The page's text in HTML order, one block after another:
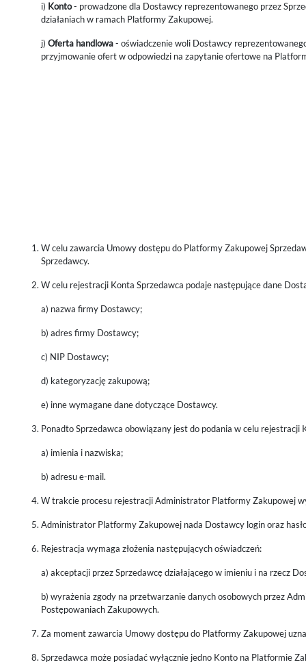
i) Konto- prowadzone dla Dostawcy reprezentowanego przez
działaniach w ramach Platformy Zakupowej.
j) Oferta handlowa- oświadczenie woli Dostawcy
przyjmowanie ofert w odpowiedzi na zapytanie ofertowe na
W celu zawarcia Umowy dostępu do Platformy Zakupowej
Sprzedawcy.
W celu rejestracji Konta Sprzedawca podaje następujące dane
a) nazwa firmy Dostawcy;
b) adres firmy Dostawcy;
c) NIP Dostawcy;
d) kategoryzację zakupową;
e) inne wymagane dane dotyczące Dostawcy.
Ponadto Sprzedawca obowiązany jest do podania w celu rejestracji
a) imienia i nazwiska;
b) adresu e-mail.
W trakcie procesu rejestracji Administrator Platformy Zakupowej
Administrator Platformy Zakupowej nada Dostawcy login oraz
Rejestracja wymaga złożenia następujących oświadczeń:
a) akceptacji przez Sprzedawcę działającego w imieniu i na rzecz
b) wyrażenia zgody na przetwarzanie danych osobowych przez
Postępowaniach Zakupowych.
Za moment zawarcia Umowy dostępu do Platformy Zakupowej
Sprzedawca może posiadać wyłącznie jedno Konto na Platformie